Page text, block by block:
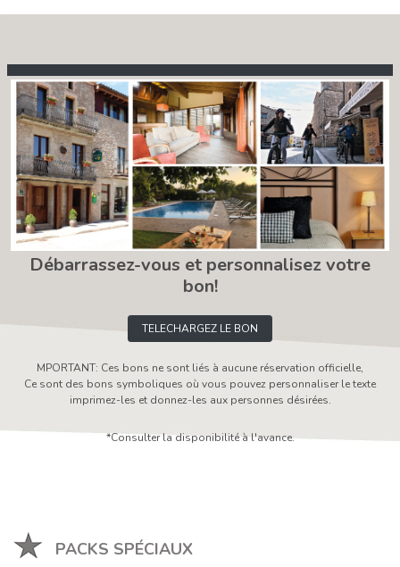
Débarrassez-vous et personnalisez votre
bon!
TELECHARGEZ LE BON
MPORTANT: Ces bons ne sont liés à aucune réservation officielle,
Ce sont des bons symboliques où vous pouvez personnaliser le texte
imprimez-les et donnez-les aux personnes désirées.
*Consulter la disponibilité à l'avance.
PACKS SPÉCIAUX